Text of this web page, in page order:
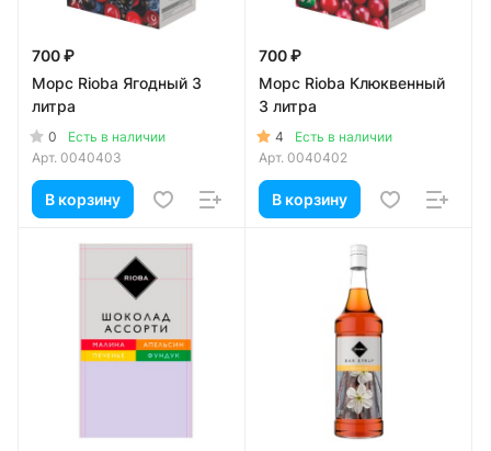
700 ₽
Морс Rioba Ягодный 3
литра
0
Есть в наличии
Арт. 0040403
В корзину
700 ₽
Морс Rioba Клюквенный
3 литра
4
Есть в наличии
Арт. 0040402
В корзину